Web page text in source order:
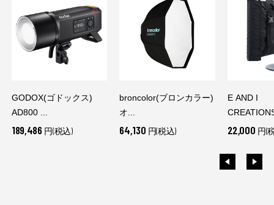
GODOX(ゴドックス)
AD800 ...
189,486 円(税込)
broncolor(ブロンカラー)
オ...
64,130 円(税込)
E AND I
22,000 円(